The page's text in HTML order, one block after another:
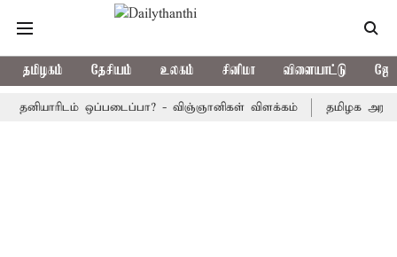
தமிழகம் தேசியம் உலகம் சினிமா விளையாட்டு
ஒப்படைப்பா? - விஞ்ஞானிகள் விளக்கம் தமிழக அரசு